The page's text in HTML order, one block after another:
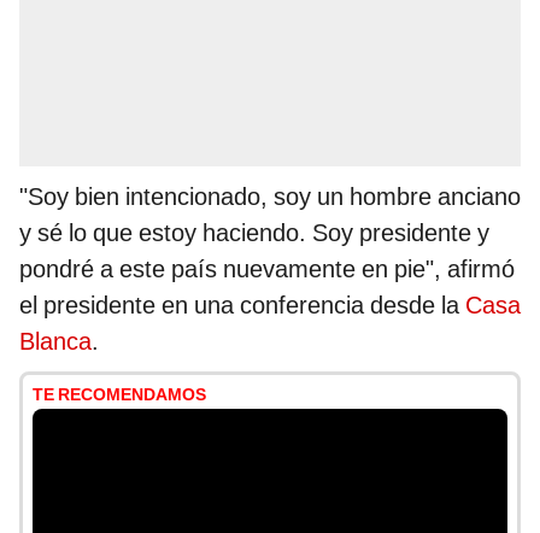
"Soy bien intencionado, soy un hombre anciano
y sé lo que estoy haciendo. Soy presidente y
pondré a este país nuevamente en pie", afirmó
el presidente en una conferencia desde la Casa
Blanca.
TE RECOMENDAMOS